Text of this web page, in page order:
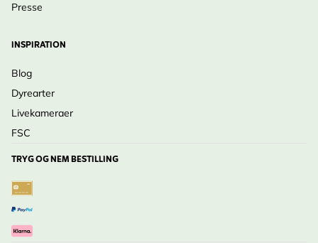
Presse
INSPIRATION
Blog
Dyrearter
Livekameraer
FSC
TRYG OG NEM BESTILLING